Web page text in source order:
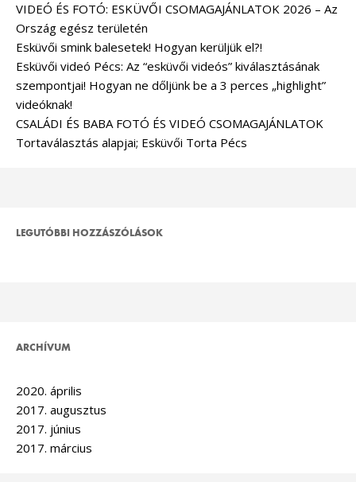
VIDEÓ ÉS FOTÓ: ESKÜVŐI CSOMAGAJÁNLATOK 2026 – Az
Ország egész területén
Esküvői smink balesetek! Hogyan kerüljük el?!
Esküvői videó Pécs: Az “esküvői videós” kiválasztásának
szempontjai! Hogyan ne dőljünk be a 3 perces „highlight”
videóknak!
CSALÁDI ÉS BABA FOTÓ ÉS VIDEÓ CSOMAGAJÁNLATOK
Tortaválasztás alapjai; Esküvői Torta Pécs
LEGUTÓBBI HOZZÁSZÓLÁSOK
ARCHÍVUM
2020. április
2017. augusztus
2017. június
2017. március